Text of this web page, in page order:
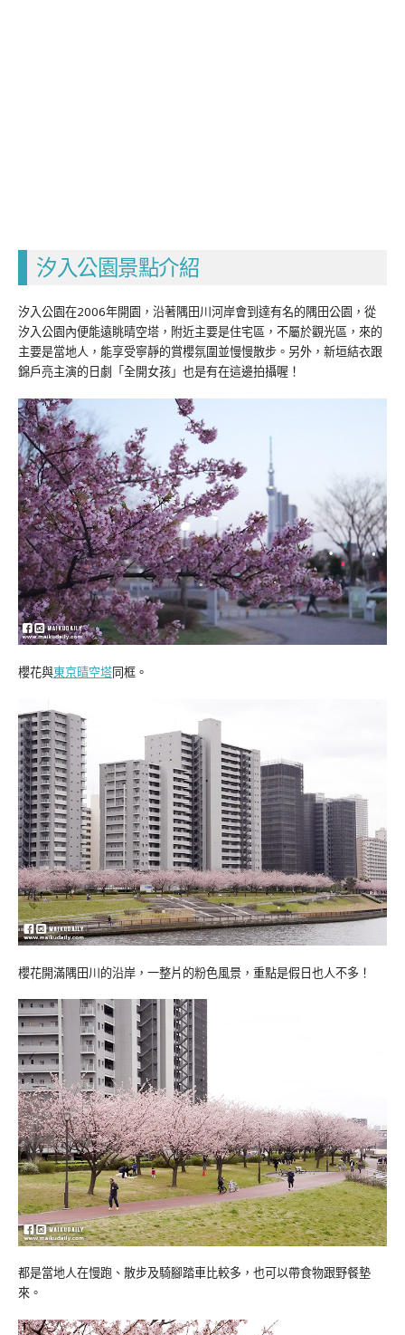
汐入公園景點介紹
汐入公園在2006年開園，沿著隅田川河岸會到達有名的隅田公園，從
汐入公園內便能遠眺晴空塔，附近主要是住宅區，不屬於觀光區，來的
主要是當地人，能享受寧靜的賞櫻氛圍並慢慢散步。另外，新垣結衣跟
錦戶亮主演的日劇「全開女孩」也是有在這邊拍攝喔！
櫻花與東京晴空塔同框。
櫻花開滿隅田川的沿岸，一整片的粉色風景，重點是假日也人不多！
都是當地人在慢跑、散步及騎腳踏車比較多，也可以帶食物跟野餐墊
來。